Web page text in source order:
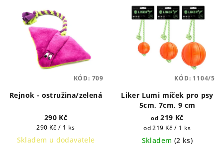
Rejnok - ostružina/zelená
290 Kč
Měrná
cena:
290 Kč / 1 ks
Skladem u dodavatele
KÓD: 709
Liker Lumi míček pro psy
5cm, 7cm, 9 cm
od 219 Kč
Měrná
cena:
od 219 Kč / 1 ks
Skladem (2 ks)
KÓD: 1104/5